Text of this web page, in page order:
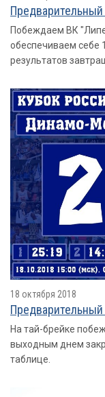
Побеждаем ВК
обеспечиваем себе
результатов
18 октября 2018
На тай-брейке
выходным днем
таблице.